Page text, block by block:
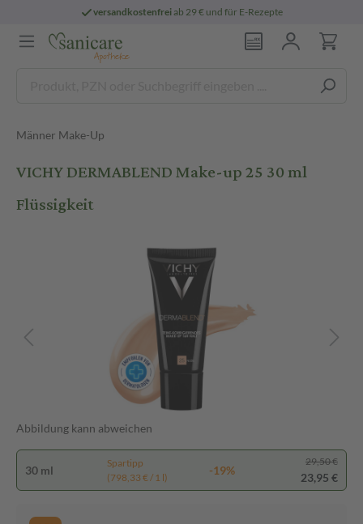
versandkostenfreiab 29 € und für E-Rezepte
Männer Make-Up
VICHY DERMABLEND Make-up 25 30 ml
Flüssigkeit
Abbildung kann abweichen
30 ml
Spartipp
(798,33 € / 1 l)
-19%
29,50 €
23,95 €